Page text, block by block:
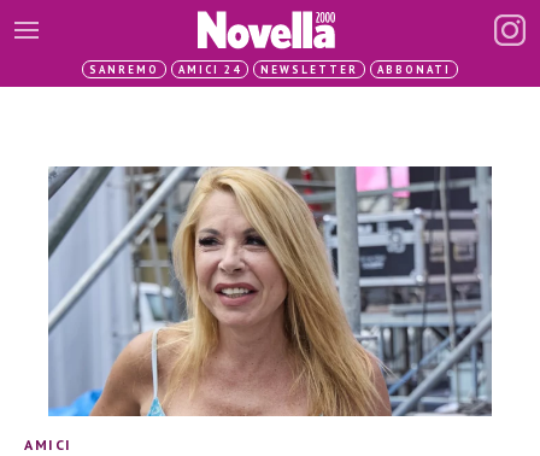
SANREMO AMICI 24 NEWSLETTER ABBONATI
AMICI